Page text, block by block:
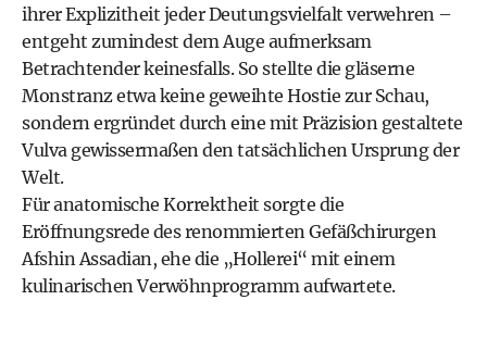
ihrer Explizitheit jeder Deutungsvielfalt verwehren –
entgeht zumindest dem Auge aufmerksam
Betrachtender keinesfalls. So stellte die gläserne
Monstranz etwa keine geweihte Hostie zur Schau,
sondern ergründet durch eine mit Präzision gestaltete
Vulva gewissermaßen den tatsächlichen Ursprung der
Welt.
Für anatomische Korrektheit sorgte die
Eröffnungsrede des renommierten Gefäßchirurgen
Afshin Assadian, ehe die „Hollerei“ mit einem
kulinarischen Verwöhnprogramm aufwartete.